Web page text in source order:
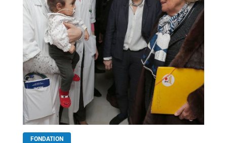
FONDATION